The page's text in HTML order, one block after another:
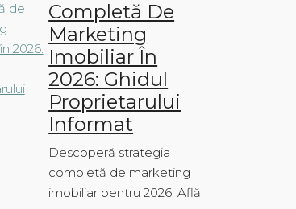
Completă De
Marketing
Imobiliar În
2026: Ghidul
Proprietarului
Informat
Descoperă strategia
completă de marketing
imobiliar pentru 2026. Află